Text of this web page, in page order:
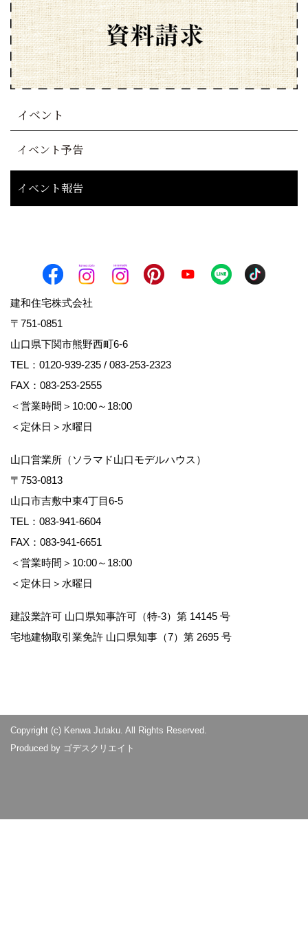
イベント
イベント予告
イベント報告
建和住宅株式会社
〒751-0851
山口県下関市熊野西町6-6
TEL： 0120-939-235 / 083-253-2323
FAX：083-253-2555
＜営業時間＞10:00～18:00
＜定休日＞水曜日
山口営業所（ソラマド山口モデルハウス）
〒753-0813
山口市吉敷中東4丁目6-5
TEL： 083-941-6604
FAX：083-941-6651
＜営業時間＞10:00～18:00
＜定休日＞水曜日
建設業許可 山口県知事許可（特-3）第 14145 号
宅地建物取引業免許 山口県知事（7）第 2695 号
Copyright (c) Kenwa Jutaku. All Rights Reserved.
Produced by ゴデスクリエイト